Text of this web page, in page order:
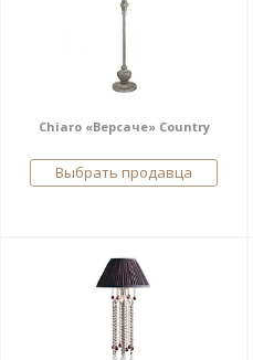
Chiaro «Версаче» Country
Выбрать продавца